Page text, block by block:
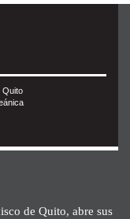
Quito
de Quito, abre sus